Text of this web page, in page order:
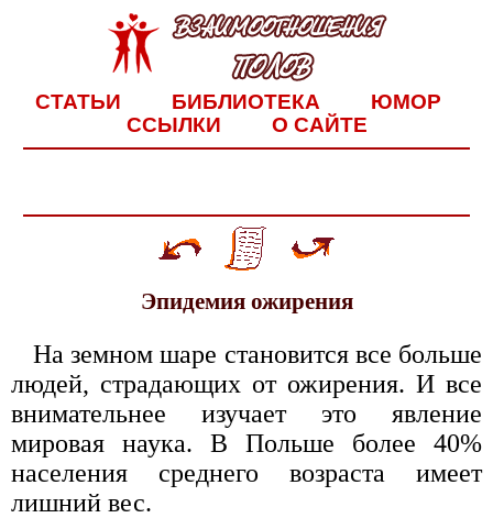
СТАТЬИ БИБЛИОТЕКА
ЮМОР
ССЫЛКИ
О САЙТЕ
Эпидемия ожирения
На земном шаре становится все больше
людей, страдающих от ожирения. И все
внимательнее изучает это явление
мировая наука. В Польше более 40%
населения среднего возраста имеет
лишний вес.